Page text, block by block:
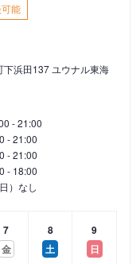
能
下浜田137 ユウナル東海
- 21:00
- 21:00
- 21:00
- 18:00
）なし
7
金
8
土
9
日